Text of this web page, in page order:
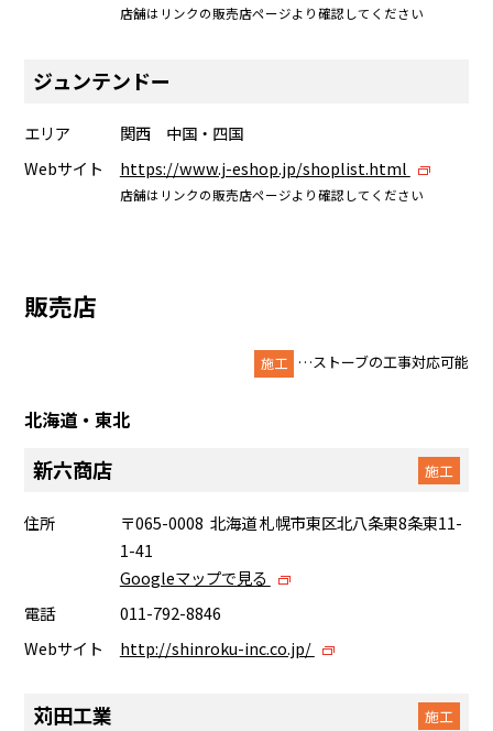
店舗はリンクの販売店ページより確認してください
ジュンテンドー
エリア
関西 中国・四国
Webサイト
https://www.j-eshop.jp/shoplist.html
店舗はリンクの販売店ページより確認してください
販売店
施工 …ストーブの工事対応可能
北海道・東北
新六商店 施工
住所
〒065-0008 北海道 札幌市東区北八条東8条東11-
1-41
Googleマップで見る
電話
011-792-8846
Webサイト
http://shinroku-inc.co.jp/
苅田工業 施工